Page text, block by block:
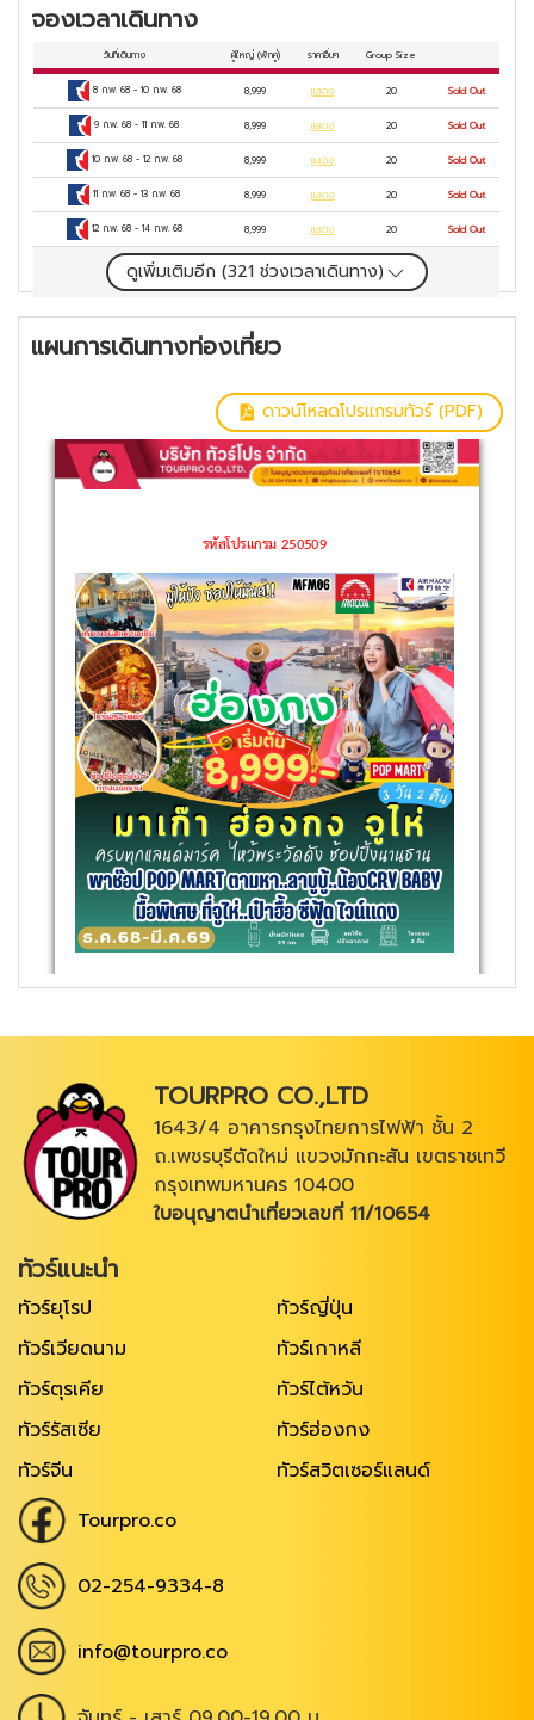
จองเวลาเดินทาง
วันที่เดินทาง ผู้ใหญ่ (พักคู่) ราคาอื่นๆ Group Size
8 ก.พ. 68- 10 ก.พ. 68 8,999 แสดง 20 Sold Out
9 ก.พ. 68 -11 ก.พ. 68 8,999 แสดง 20 Sold Out
10 ก.พ. 68- 12 ก.พ. 68 8,999 แสดง 20 Sold Out
11 ก.พ. 68 -13 ก.พ. 68 8,999 แสดง 20 Sold Out
12 ก.พ. 68- 14 ก.พ. 68 8,999 แสดง 20 Sold Out
ดูเพิ่มเติมอีก (321ช่วงเวลาเดินทาง)
แผนการเดินทางท่องเที่ยว
ดาวน์โหลดโปรแกรมทัวร์ (PDF)
TOURPRO CO.,LTD
1643/4 อาคารกรุงไทยการไฟฟ้า ชั้น 2
ถ.เพชรบุรีตัดใหม่ แขวงมักกะสัน เขตราชเทวี
กรุงเทพมหานคร 10400
ใบอนุญาตนำเที่ยวเลขที่ 11/10654
ทัวร์แนะนำ
ทัวร์ยุโรป
ทัวร์ญี่ปุ่น
ทัวร์เวียดนาม
ทัวร์เกาหลี
ทัวร์ตุรเคีย
ทัวร์ไต้หวัน
ทัวร์รัสเซีย
ทัวร์ฮ่องกง
ทัวร์จีน
ทัวร์สวิตเซอร์แลนด์
Tourpro.co
02-254-9334-8
info@tourpro.co